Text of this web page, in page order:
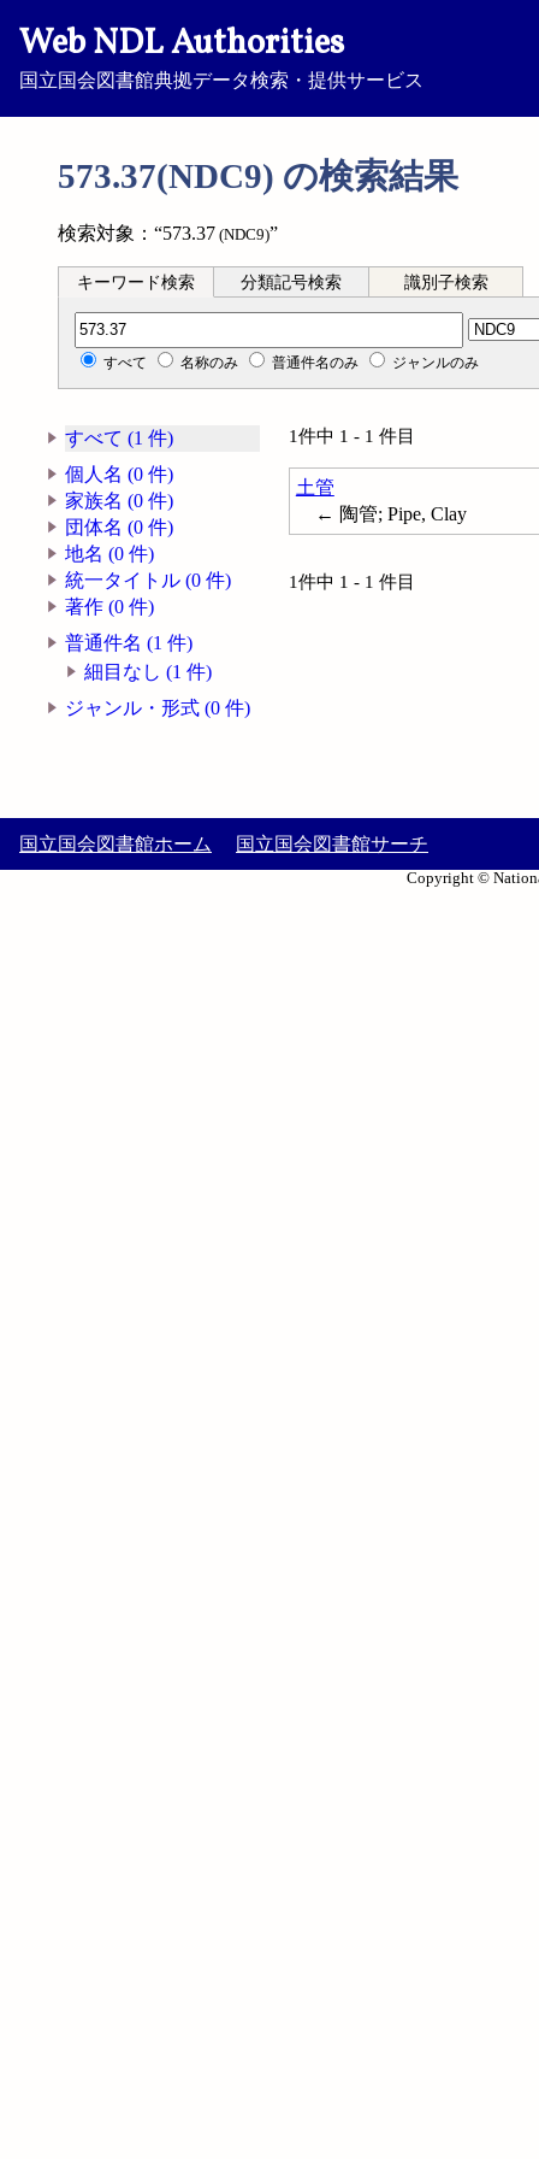
Web NDL Authorities
国立国会図書館典拠データ検索・提供サービス
573.37(NDC9) の検索結果
検索対象：“573.37 (NDC9)”
キーワード検索 分類記号検索 識別子検索
分類記号検索
すべて 名称のみ 普通件名のみ ジャンルのみ
すべて (1 件)
個人名 (0 件)
家族名 (0 件)
団体名 (0 件)
地名 (0 件)
統一タイトル (0 件)
著作 (0 件)
普通件名 (1 件)
細目なし (1 件)
ジャンル・形式 (0 件)
1件中 1 - 1 件目
土管
← 陶管; Pipe, Clay
1件中 1 - 1 件目
国立国会図書館ホーム 国立国会図書館サーチ
Copyright ©